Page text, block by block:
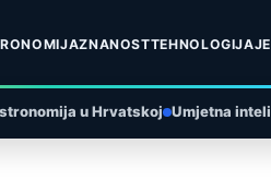
ZNANOSTTEHNOLOGIJA
u Hrvatskoj Umjetna